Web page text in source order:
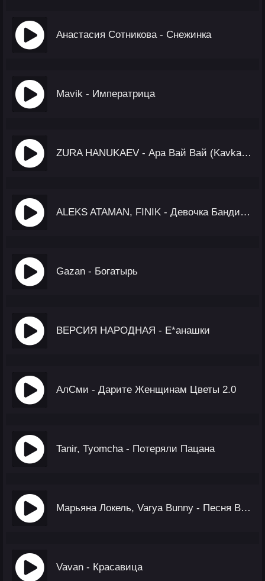
Анастасия Сотникова - Снежинка
Mavik - Императрица
ZURA HANUKAEV - Ара Вай Вай (Kavkaz Remix)
ALEKS ATAMAN, FINIK - Девочка Бандитка
Gazan - Богатырь
ВЕРСИЯ НАРОДНАЯ - Е*анашки
АлСми - Дарите Женщинам Цветы 2.0
Tanir, Tyomcha - Потеряли Пацана
Марьяна Локель, Varya Bunny - Песня Вирус
Vavan - Красавица